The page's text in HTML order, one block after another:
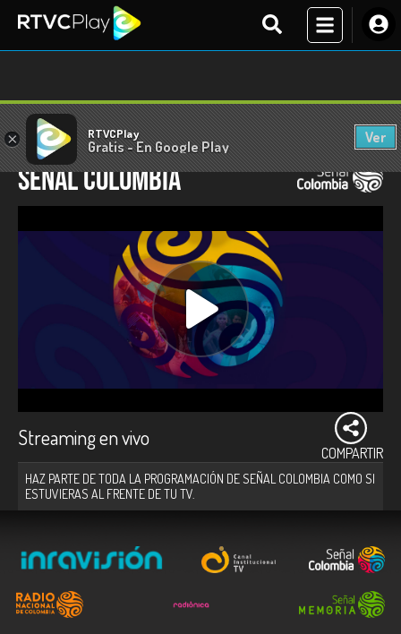
× RTVCPlay
Gratis - En Google Play
Ver
En vivo
Señal Colombia
Streaming en vivo
COMPARTIR
HAZ PARTE DE TODA LA PROGRAMACIÓN DE SEÑAL COLOMBIA COMO SI
ESTUVIERAS AL FRENTE DE TU TV.